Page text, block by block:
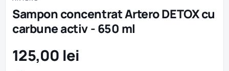
Sampon concentrat Artero DETOX cu
carbune activ - 650 ml
125,00 lei